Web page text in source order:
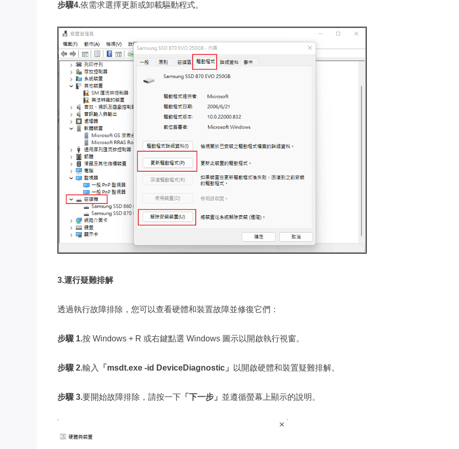
步驟4.依需求選擇更新或卸載驅動程式。
3.運行疑難排解
透過執行故障排除，您可以查看硬體和裝置故障並修復它們：
步驟 1.按 Windows + R 或右鍵點選 Windows 圖示以開啟執行視窗。
步驟 2.輸入 「msdt.exe -id DeviceDiagnostic」 以開啟硬體和裝置疑難排解。
步驟 3.要開始故障排除，請按一下 「下一步」 並遵循螢幕上顯示的說明。